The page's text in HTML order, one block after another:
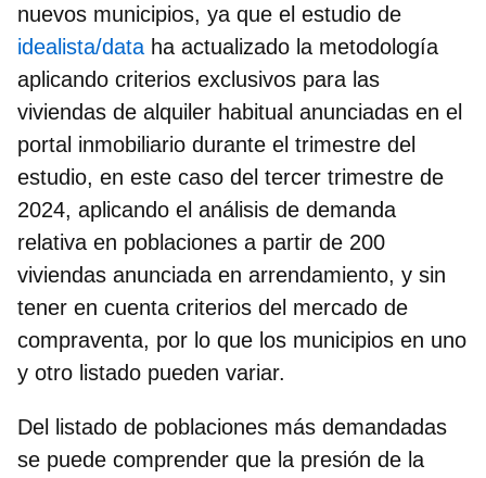
nuevos municipios, ya que el estudio de
idealista/data ha actualizado la metodología
aplicando criterios exclusivos para las
viviendas de alquiler habitual anunciadas en el
portal inmobiliario durante el trimestre del
estudio, en este caso del tercer trimestre de
2024, aplicando el análisis de demanda
relativa en poblaciones a partir de 200
viviendas anunciada en arrendamiento, y sin
tener en cuenta criterios del mercado de
compraventa, por lo que los municipios en uno
y otro listado pueden variar.
Del listado de poblaciones más demandadas
se puede comprender que la presión de la